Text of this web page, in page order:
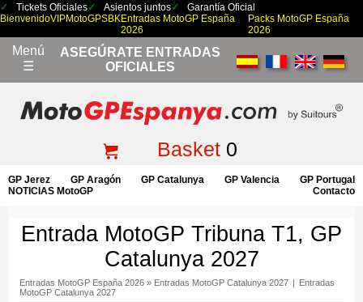
Tickets Oficiales Asientos juntos
Garantía Oficial
BienvenidoVIPMotoGPSBKEntradas MotoGP España
2026
Packs MotoGP España
2026
Menú
☰
ASEGÚRATE ENTRADAS
OFICIALES
Basket0
GP Jerez GP Aragón GP Catalunya GP Valencia
GP Portugal
NOTICIAS MotoGP
Contacto
Entrada MotoGP Tribuna T1, GP
Catalunya 2027
Entradas MotoGP España 2026» Entradas MotoGP Catalunya 2027 | Entradas
MotoGP Catalunya 2027